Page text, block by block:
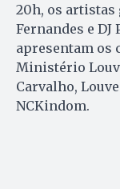
20h, os artistas
Fernandes e DJ
apresentam os
Ministério
Carvalho,
NCKindom.